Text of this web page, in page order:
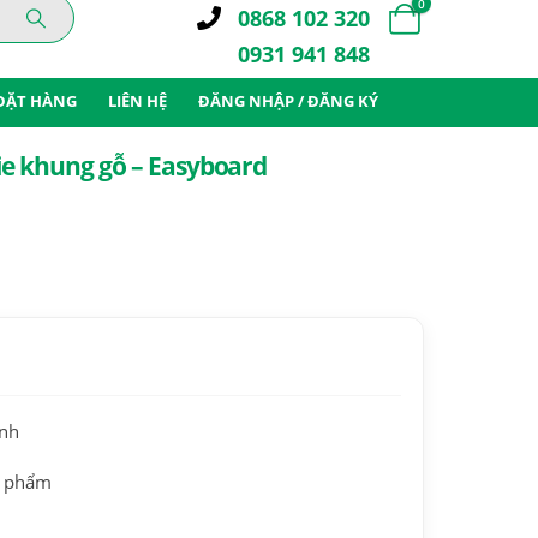
0868 102 320
0931 941 848
0
HÀNG LIÊN HỆ ĐĂNG NHẬP / ĐĂNG KÝ
khung gỗ – Easyboard